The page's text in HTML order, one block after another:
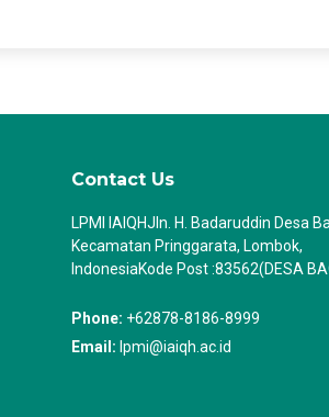
Contact Us
LPMI IAIQHJln. H. Badaruddin Desa
Kecamatan Pringgarata, Lombok,
IndonesiaKode Post :83562(DESA
Phone: +62878-8186-8999
Email: lpmi@iaiqh.ac.id